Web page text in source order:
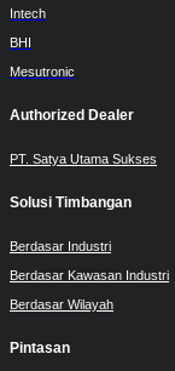
Intech
BHI
Mesutronic
Authorized Dealer
PT. Satya Utama Sukses
Solusi Timbangan
Berdasar Industri
Berdasar Kawasan Industri
Berdasar Wilayah
Pintasan